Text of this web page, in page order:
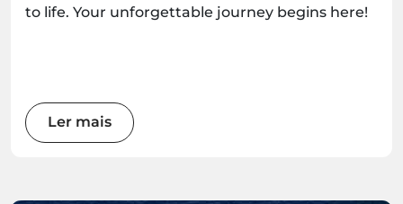
to life. Your unforgettable journey begins here!
Ler mais